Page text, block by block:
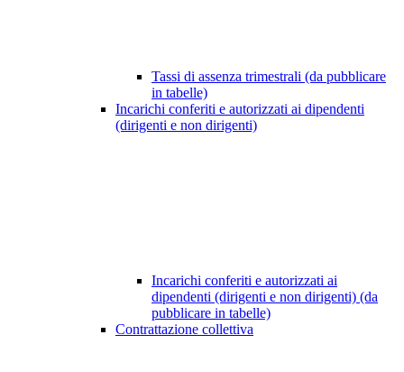
Tassi di assenza trimestrali (da pubblicare
in tabelle)
Incarichi conferiti e autorizzati ai dipendenti
(dirigenti e non dirigenti)
Incarichi conferiti e autorizzati ai
dipendenti (dirigenti e non dirigenti) (da
pubblicare in tabelle)
Contrattazione collettiva